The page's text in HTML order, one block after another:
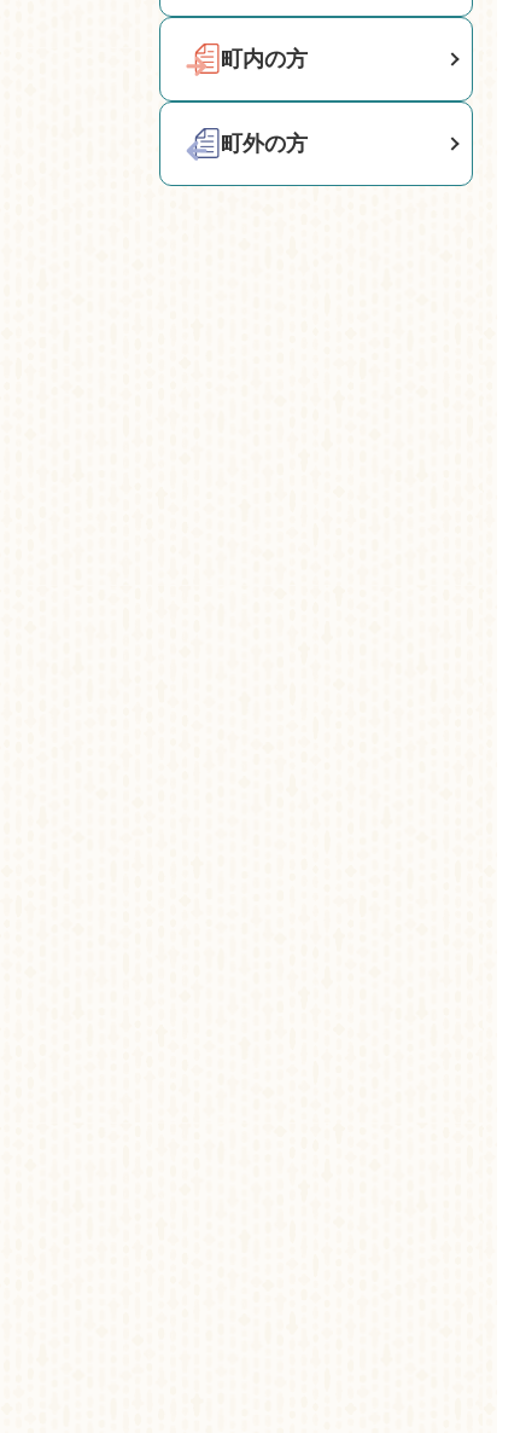
町内の方
町外の方